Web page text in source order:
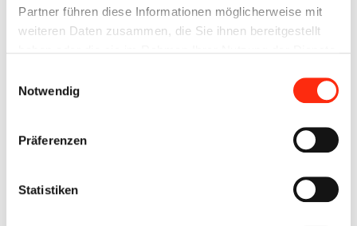
Partner führen diese Informationen möglicherweise mit
weiteren Daten zusammen, die Sie ihnen bereitgestellt
Notwendig
Präferenzen
Statistiken
www.mainpost.de
100.000 Artikelvorschauen (Recommendations). Diese laufen
Zugehörige Dateien